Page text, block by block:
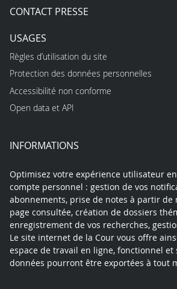
CONTACT PRESSE
USAGES
Règles d’utilisation du site
Protection des données personnelles
Accessibilité non conforme
Open data et API
INFORMATIONS
Optimisez votre expérience utilisateur
compte personnel : gestion de vos
abonnements, prise de notes à partir de
page consultée, création de dossiers
enregistrement de vos recherches,
Le site internet de la Cour vous offre
espace de travail en ligne, fonctionnel et
données pourront être exportées à tout